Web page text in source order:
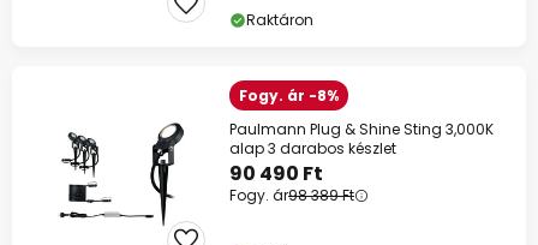
Raktáron
Fogy. ár -8%
Paulmann Plug & Shine Sting 3,000K
alap 3 darabos készlet
90 490 Ft
Fogy. ár98 389 Ft